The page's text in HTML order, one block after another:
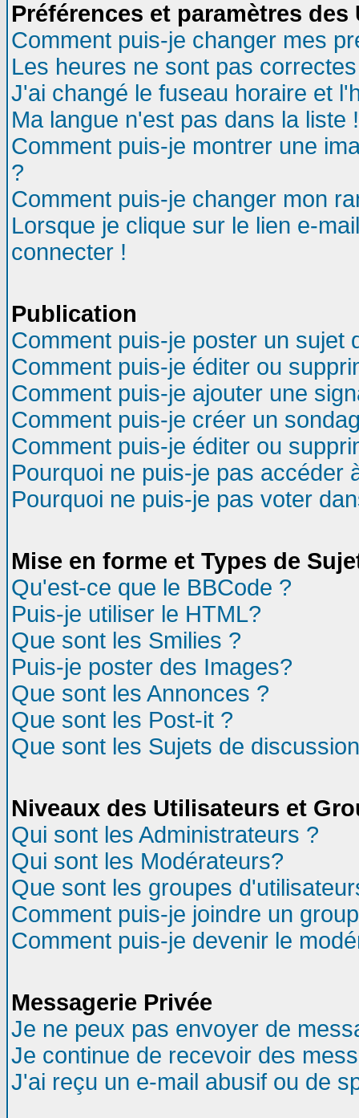
Préférences et paramètres
Comment puis-je changer mes
Les heures ne sont pas
J'ai changé le fuseau horaire et
Ma langue n'est pas dans la liste !
Comment puis-je montrer une
?
Comment puis-je changer mon
Lorsque je clique sur le lien e-
connecter !
Publication
Comment puis-je poster un sujet
Comment puis-je éditer ou
Comment puis-je ajouter une
Comment puis-je créer un
Comment puis-je éditer ou
Pourquoi ne puis-je pas accéder
Pourquoi ne puis-je pas voter
Mise en forme et Types de
Qu'est-ce que le BBCode ?
Puis-je utiliser le HTML?
Que sont les Smilies ?
Puis-je poster des Images?
Que sont les Annonces ?
Que sont les Post-it ?
Que sont les Sujets de
Niveaux des Utilisateurs et
Qui sont les Administrateurs ?
Qui sont les Modérateurs?
Que sont les groupes
Comment puis-je joindre un
Comment puis-je devenir le
Messagerie Privée
Je ne peux pas envoyer de
Je continue de recevoir des
J'ai reçu un e-mail abusif ou de